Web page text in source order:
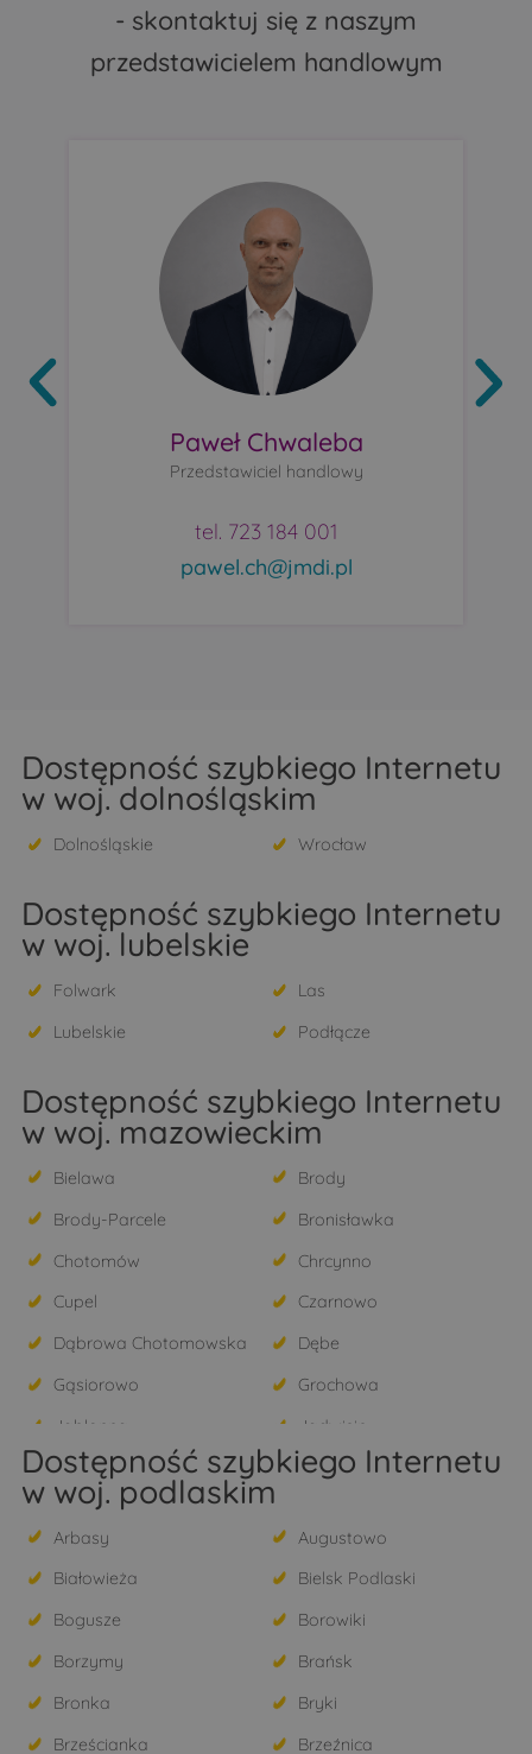
- skontaktuj się z naszym
przedstawicielem handlowym
Paweł Chwaleba
Przedstawiciel handlowy
tel. 723 184 001
pawel.ch@jmdi.pl
Dostępność szybkiego Internetu
w woj. dolnośląskim
Dolnośląskie Wrocław
Dostępność szybkiego Internetu
w woj. lubelskie
Folwark
Las
Lubelskie
Podłącze
Dostępność szybkiego Internetu
w woj. mazowieckim
Bielawa
Brody
Brody-Parcele
Bronisławka
Chotomów
Chrcynno
Cupel
Czarnowo
Dąbrowa Chotomowska
Dębe
Gąsiorowo
Grochowa
Jabłonna
Jadwisin
Janówek Pierwszy
Jaskółowo
Józefosław
Kania Nowa
Kania Polska
Konstancin-Jeziorna
Kosewo
Krzyczki Szumne
Dostępność szybkiego Internetu
w woj. podlaskim
Arbasy
Augustowo
Białowieża
Bielsk Podlaski
Bogusze
Borowiki
Borzymy
Brańsk
Bronka
Bryki
Brześcianka
Brzeźnica